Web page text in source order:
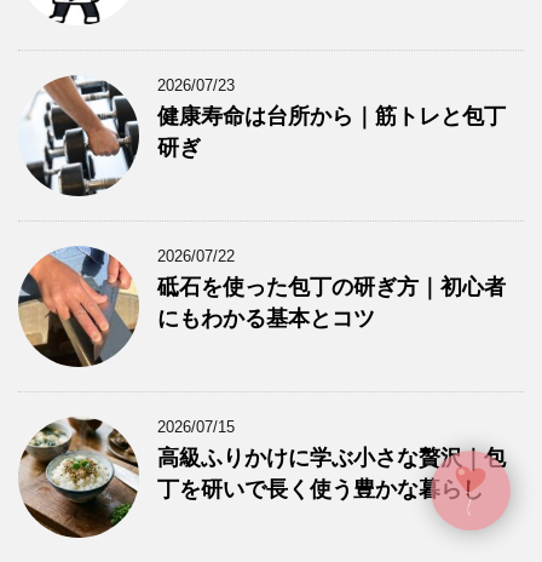
2026/07/23
健康寿命は台所から｜筋トレと包丁
研ぎ
2026/07/22
砥石を使った包丁の研ぎ方｜初心者
にもわかる基本とコツ
2026/07/15
高級ふりかけに学ぶ小さな贅沢｜包
丁を研いで長く使う豊かな暮らし